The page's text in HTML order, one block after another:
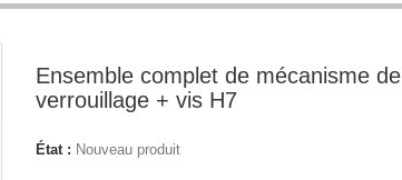
Ensemble complet de mécanisme de
verrouillage + vis H7
État : Nouveau produit